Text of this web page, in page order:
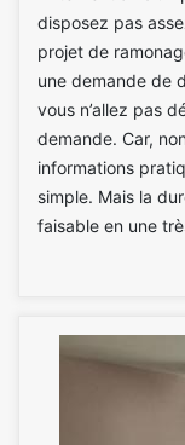
disposez pas
projet de
une demande de
vous n’allez pas
demande. Car,
informations
simple. Mais la
faisable en une